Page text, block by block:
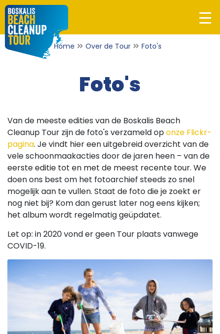
Home Over de Tour Foto's
Foto's
Van de meeste edities van de Boskalis Beach
Cleanup Tour zijn de foto's verzameld oponze Flickr-
pagina. Je vindt hier een uitgebreid overzicht van de
vele schoonmaakacties door de jaren heen – van de
eerste editie tot en met de meest recente tour. We
doen ons best om het fotoarchief steeds zo snel
mogelijk aan te vullen. Staat de foto die je zoekt er
nog niet bij? Kom dan gerust later nog eens kijken;
het album wordt regelmatig geüpdatet.
Let op: in 2020 vond er geen Tour plaats vanwege
COVID-19.